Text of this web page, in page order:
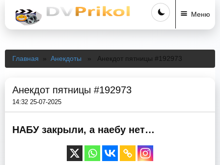
Меню
Главная » Анекдоты » Анекдот пятницы #192973
Анекдот пятницы #192973
14:32 25-07-2025
НАБУ закрыли, а наебу нет…